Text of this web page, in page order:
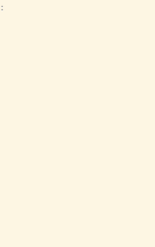
: